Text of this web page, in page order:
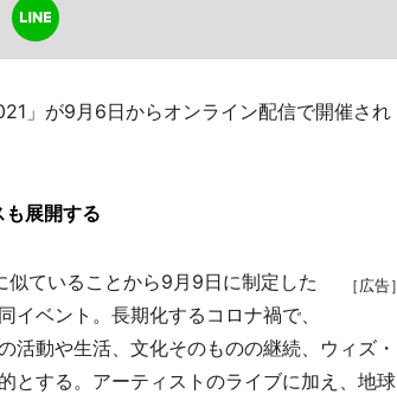
」が9月6日からオンライン配信で開催され
展開する
［広告］
ていることから9月9日に制定した
イベント。長期化するコロナ禍で、
活動や生活、文化そのものの継続、ウィズ・
とする。アーティストのライブに加え、地球